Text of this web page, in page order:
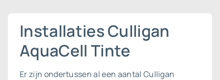
Installaties Culligan
AquaCell Tinte
Er zijn ondertussen al een aantal Culligan